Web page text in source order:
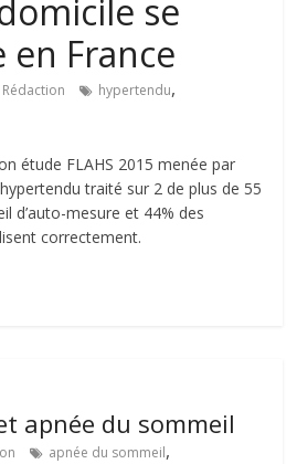
se
France
Rédaction hypertendu,
étude FLAHS 2015 menée par
traité sur 2 de plus de 55
d’auto-mesure et 44% des
correctement.
apnée du sommeil
apnée du sommeil,